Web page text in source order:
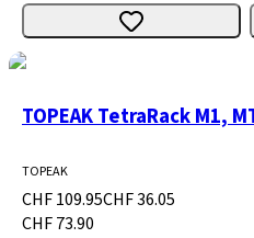
TOPEAK TetraRack M1,
TOPEAK
CHF 109.95CHF 36.05
CHF 73.90